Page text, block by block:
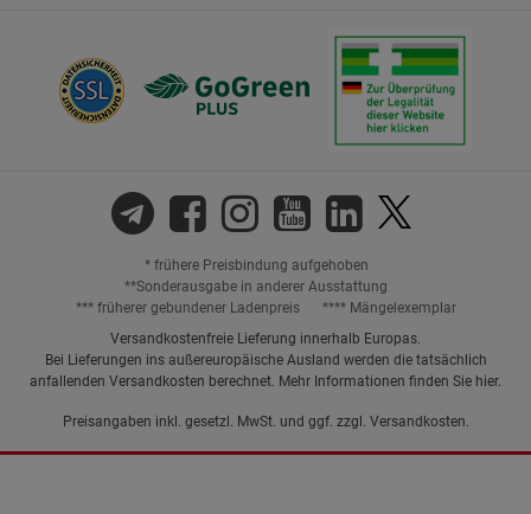
* frühere Preisbindung aufgehoben
**Sonderausgabe in anderer Ausstattung
*** früherer gebundener Ladenpreis
**** Mängelexemplar
Versandkostenfreie Lieferung innerhalb Europas.
Bei Lieferungen ins außereuropäische Ausland werden die tatsächlich
anfallenden Versandkosten berechnet. Mehr Informationen finden Sie hier.
Preisangaben inkl. gesetzl. MwSt. und ggf. zzgl. Versandkosten.